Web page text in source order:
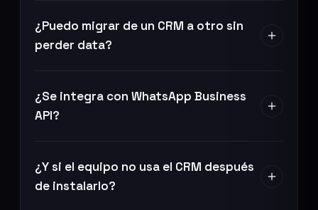
¿Puedo migrar de un CRM a otro sin
perder data?
¿Se integra con WhatsApp Business
API?
¿Y si el equipo no usa el CRM después
de instalarlo?